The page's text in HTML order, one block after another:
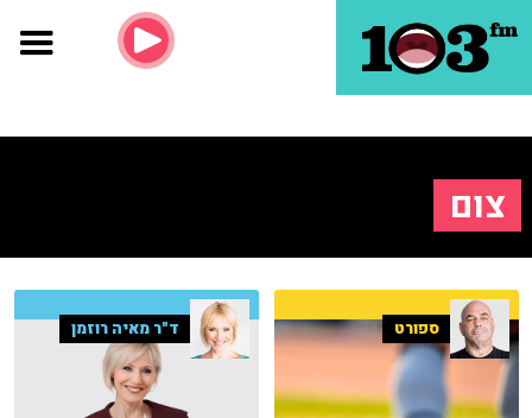
צום
ספורט ד"ר מאיה רוזמן